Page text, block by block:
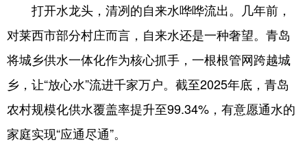
打开水龙头，清冽的自来水哗哗流出。几年前，
对莱西市部分村庄而言，自来水还是一种奢望。青岛
将城乡供水一体化作为核心抓手，一根根管网跨越城
乡，让“放心水”流进千家万户。截至2025年底，青岛
农村规模化供水覆盖率提升至99.34%，有意愿通水的
家庭实现“应通尽通”。